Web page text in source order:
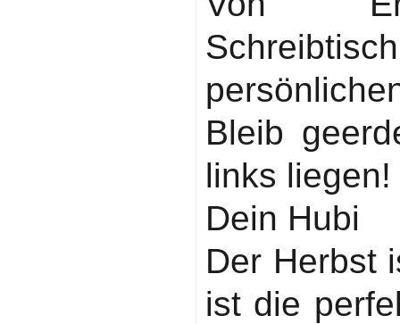
Bleib
links
Dein Hubi
Der Herbst
ist die